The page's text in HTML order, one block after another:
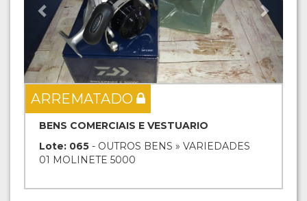
ARREMATADO
BENS COMERCIAIS E VESTUARIO
Lote: 065 - OUTROS BENS » VARIEDADES
01 MOLINETE 5000